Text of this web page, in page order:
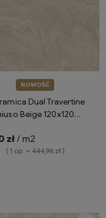
NOWOŚĆ
Dual Travertine
Beige 120x120
trawertyn
zł/ m2
( 1 op. = 444,96 zł )